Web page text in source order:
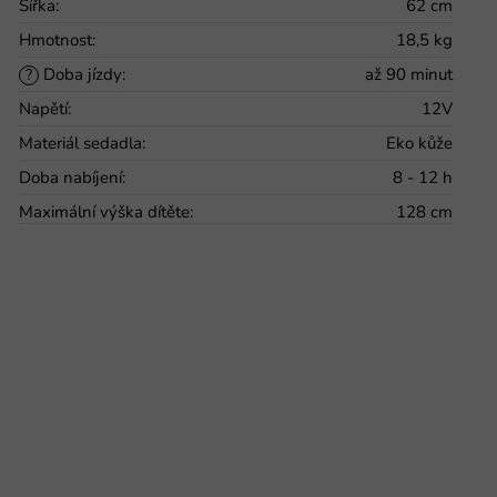
Šířka:
62 cm
Hmotnost: 18,5 kg
? Doba jízdy:
až 90 minut
Napětí:
12V
Materiál sedadla:
Eko kůže
Doba nabíjení:
8 - 12 h
Maximální výška dítěte: 128 cm